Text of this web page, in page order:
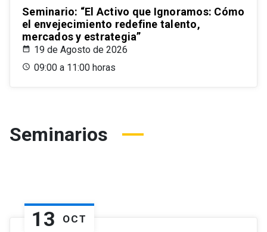
Seminario: “El Activo que Ignoramos: Cómo
el envejecimiento redefine talento,
mercados y estrategia”
19 de Agosto de 2026
09:00 a 11:00 horas
Seminarios
13 OCT